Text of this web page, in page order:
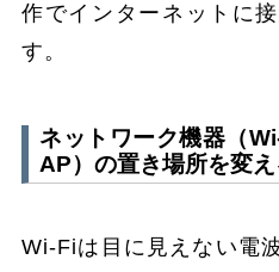
作でインターネットに
す。
ネットワーク機器（
AP）の置き場所を変え
Wi-Fiは目に見えない電